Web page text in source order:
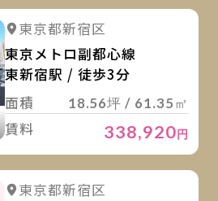
詳細を見る
東京都新宿区
東京メトロ副都心線
東新宿駅 / 徒歩3分
面積
18.56坪 / 61.35㎡
賃料 338,920円
東京都新宿区